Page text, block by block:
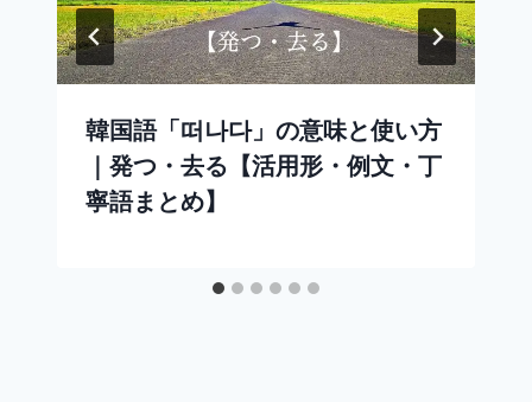
韓国語「떠나다」の意味と使い方
｜発つ・去る【活用形・例文・丁
寧語まとめ】